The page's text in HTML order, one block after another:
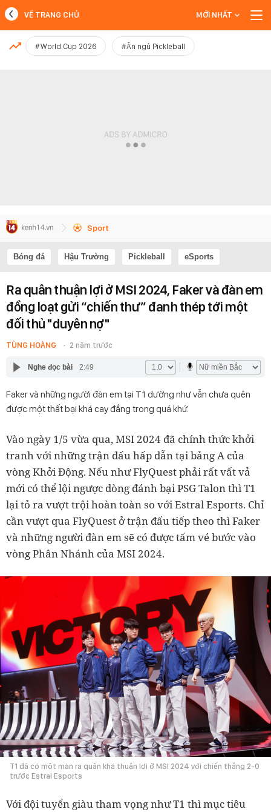
MỚI NHẤT
VỀ TRANG CHỦ MỚI NHẤT
#World Cup 2026 #Ăn ngủ Pickleball
Sport
Bóng đá Hậu Trường Pickleball eSports
Ra quân thuận lợi ở MSI 2024, Faker và đàn em
đồng loạt gửi “chiến thư” đanh thép tới một
đối thủ "duyên nợ"
TÙNG HOÀNG 2 năm trước
Nghe đọc bài 2:49
Faker và những người đàn em tại T1 dường như vẫn chưa quên
được một thất bại khá cay đắng trong quá khứ.
Vào ngày 1/5 vừa qua, MSI 2024 đã chính thức khởi
tranh với những trận đấu hấp dẫn tại bảng A của
vòng Khởi Động. Nếu như FlyQuest phải rất vất vả
mới có thể lội ngược dòng đánh bại PSG Talon thì T1
lại tỏ ra vượt trội hoàn toàn so với Estral Esports. Chỉ
cần vượt qua FlyQuest ở trận đấu tiếp theo thì Faker
và những người đàn em sẽ có được tấm vé bước vào
vòng Phân Nhánh của MSI 2024.
T1 đã có một màn ra quân khá thuận lợi ở MSI 2024 với chiến thắng 2-0
trước Estral Esports
Với đội tuyển giàu tham vọng như T1 thì mục tiêu